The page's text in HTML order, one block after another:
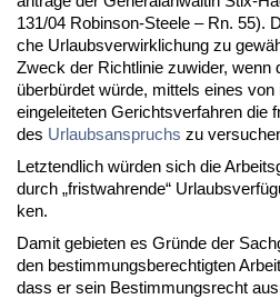
131/04 Ro­bin­son-Stee­le – Rn. 55).
che Ur­laubs­ver­wirk­li­chung zu
Zweck der Richt­li­nie zu­wi­der, wenn
überbürdet würde, mit­tels ei­nes
ein­ge­lei­te­ten Ge­richts­ver­fah­ren die
des Ur­laubs­an­spruchs zu
Letzt­end­lich würden sich die
durch „frist­wah­ren­de“
ken.
Da­mit ge­bie­ten es Gründe der
den be­stim­mungs­be­rech­tig­ten
dass er sein Be­stim­mungs­recht